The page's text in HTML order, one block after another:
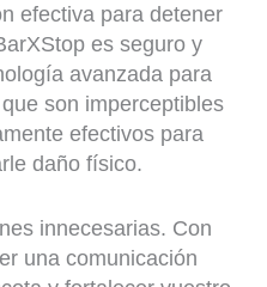
efectiva para detener
es seguro y
avanzada para
son imperceptibles
efectivos para
daño físico.
innecesarias. Con
una comunicación